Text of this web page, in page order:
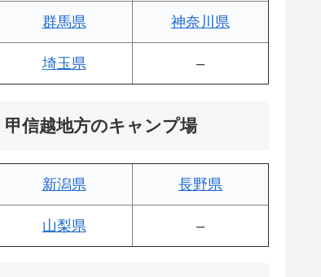
群馬県 神奈川県
埼玉県 –
甲信越地方のキャンプ場
新潟県 長野県
山梨県 –